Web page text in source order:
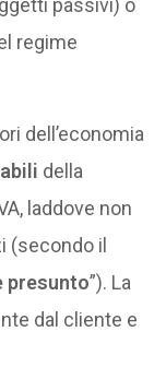
regime
dell’economia
della
laddove non
(secondo il
presunto”). La
dal cliente e